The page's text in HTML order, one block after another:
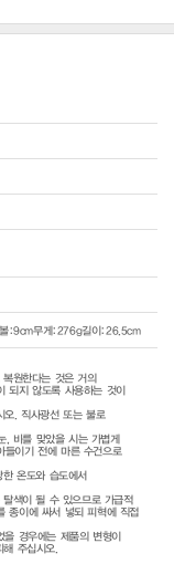
:9cm무게:276g길이:26.5cm
원한다는 것은 거의
되지 않도록 사용하는 것이
오. 직사광선 또는 불로
, 비를 맞았을 시는 가볍게
들이기 전에 마른 수건으로
온도와 습도에서
색이 될 수 있으므로 가급적
종이에 싸서 넣되 피혁에 직접
을 경우에는 제품의 변형이
주십시오.